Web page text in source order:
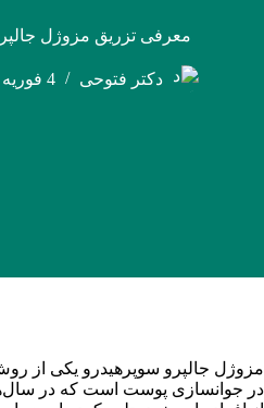
معرفی تزریق مزوژل
دکتر فتوحی 4 فوریه 2025
مزوژل جالپرو سوپرهیدرو یکی از
در جوانسازی پوست است که در